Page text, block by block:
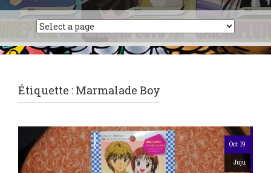
Étiquette : Marmalade Boy
Oct 19
Juju